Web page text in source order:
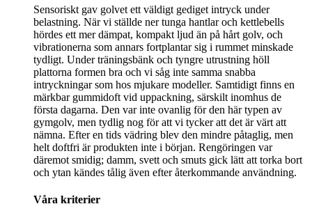
Sensoriskt gav golvet ett väldigt gediget intryck under
belastning. När vi ställde ner tunga hantlar och kettlebells
hördes ett mer dämpat, kompakt ljud än på hårt golv, och
vibrationerna som annars fortplantar sig i rummet minskade
tydligt. Under träningsbänk och tyngre utrustning höll
plattorna formen bra och vi såg inte samma snabba
intryckningar som hos mjukare modeller. Samtidigt finns en
märkbar gummidoft vid uppackning, särskilt inomhus de
första dagarna. Den var inte ovanlig för den här typen av
gymgolv, men tydlig nog för att vi tycker att det är värt att
nämna. Efter en tids vädring blev den mindre påtaglig, men
helt doftfri är produkten inte i början. Rengöringen var
däremot smidig; damm, svett och smuts gick lätt att torka bort
och ytan kändes tålig även efter återkommande användning.
Våra kriterier